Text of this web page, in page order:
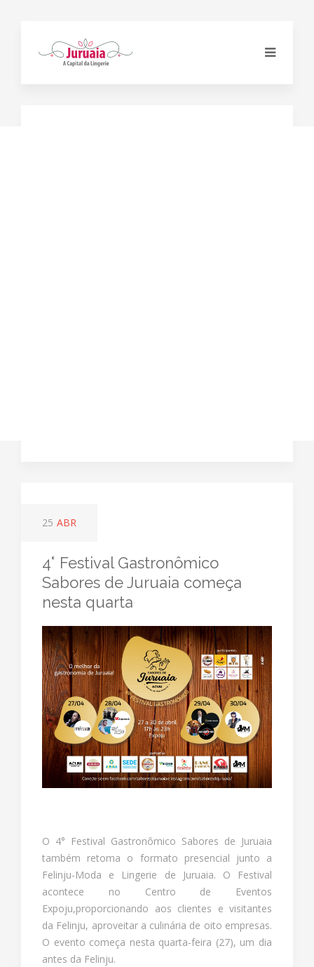
25 ABR
4° Festival Gastronômico
Sabores de Juruaia começa
nesta quarta
O 4° Festival Gastronômico Sabores de Juruaia
também retoma o formato presencial junto a
Felinju-Moda e Lingerie de Juruaia. O Festival
acontece no Centro de Eventos
Expoju,proporcionando aos clientes e visitantes
da Felinju, aproveitar a culinária de oito empresas.
O evento começa nesta quarta-feira (27), um dia
antes da Felinju.